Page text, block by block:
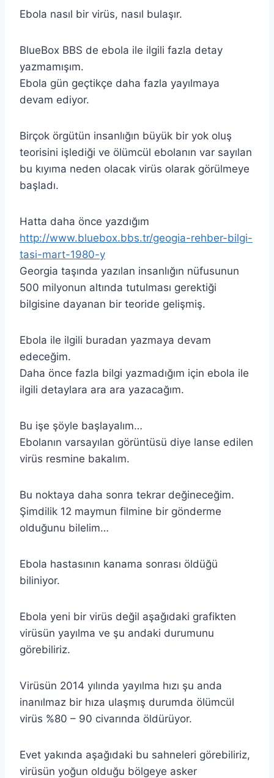
Ebola nasıl bir virüs, nasıl bulaşır.
BlueBox BBS de ebola ile ilgili fazla detay
yazmamışım.
Ebola gün geçtikçe daha fazla yayılmaya
devam ediyor.
Birçok örgütün insanlığın büyük bir yok oluş
teorisini işlediği ve ölümcül ebolanın var sayılan
bu kıyıma neden olacak virüs olarak görülmeye
başladı.
Hatta daha önce yazdığım
http://www.bluebox.bbs.tr/geogia-rehber-bilgi-
tasi-mart-1980-y
Georgia taşında yazılan insanlığın nüfusunun
500 milyonun altında tutulması gerektiği
bilgisine dayanan bir teoride gelişmiş.
Ebola ile ilgili buradan yazmaya devam
edeceğim.
Daha önce fazla bilgi yazmadığım için ebola ile
ilgili detaylara ara ara yazacağım.
Bu işe şöyle başlayalım…
Ebolanın varsayılan görüntüsü diye lanse edilen
virüs resmine bakalım.
Bu noktaya daha sonra tekrar değineceğim.
Şimdilik 12 maymun filmine bir gönderme
olduğunu bilelim…
Ebola hastasının kanama sonrası öldüğü
biliniyor.
Ebola yeni bir virüs değil aşağıdaki grafikten
virüsün yayılma ve şu andaki durumunu
görebiliriz.
Virüsün 2014 yılında yayılma hızı şu anda
inanılmaz bir hıza ulaşmış durumda ölümcül
virüs %80 – 90 civarında öldürüyor.
Evet yakında aşağıdaki bu sahneleri görebiliriz,
virüsün yoğun olduğu bölgeye asker